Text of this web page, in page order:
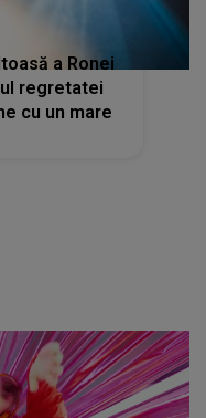
a Ronei
regretatei
cu un mare